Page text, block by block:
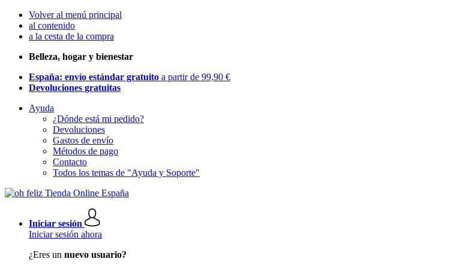
Volver al menú principal
al contenido
a la cesta de la compra
Belleza, hogar y bienestar
España: envío estándar gratuito a partir de 99,90 €
Devoluciones gratuitas
Ayuda
¿Dónde está mi pedido?
Devoluciones
Gastos de envío
Métodos de pago
Contacto
Todos los temas de "Ayuda y Soporte"
Iniciar sesión
Iniciar sesión ahora
¿Eres un nuevo usuario?